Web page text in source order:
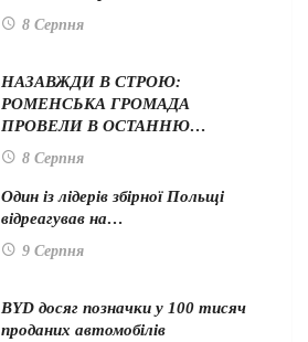
8 Серпня
НАЗАВЖДИ В СТРОЮ:
РОМЕНСЬКА ГРОМАДА
ПРОВЕЛИ В ОСТАННЮ…
8 Серпня
Один із лідерів збірної Польщі
відреагував на…
9 Серпня
BYD досяг позначки у 100 тисяч
проданих автомобілів